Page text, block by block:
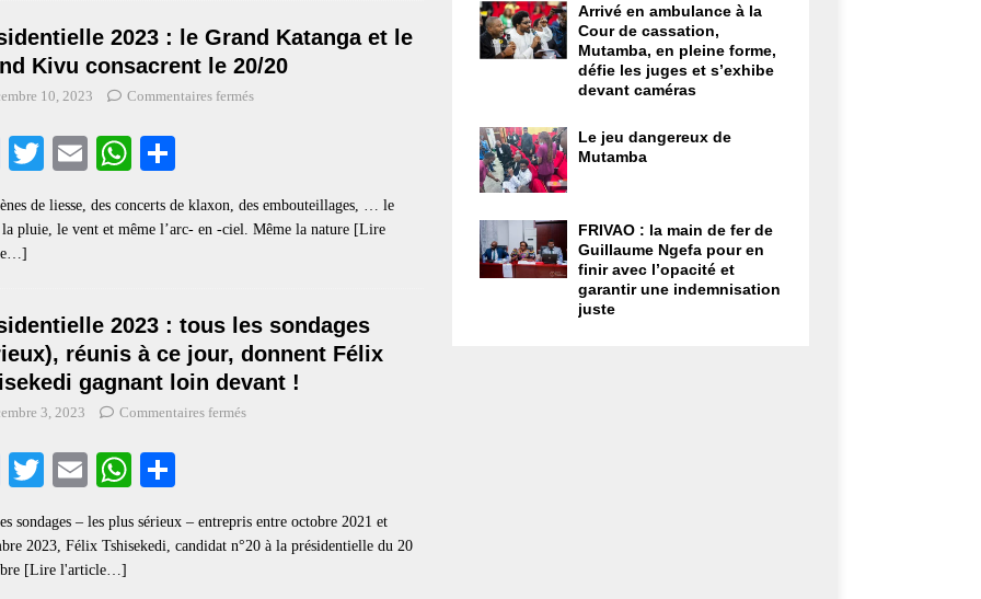
2023 : le Grand Katanga et le
Kivu consacrent le 20/20
10, 2023 Commentaires fermés
Fa
bo
ok
T
tte
E
ail
W
ts re
de liesse, des concerts de klaxon, des embouteillages, … le
pluie, le vent et même l’arc- en -ciel. Même la nature [Lire
2023 : tous les sondages
réunis à ce jour, donnent Félix
gagnant loin devant !
3, 2023 Commentaires fermés
Fa
bo
ok
T
tte
r
E
ail
W
ts re
sondages – les plus sérieux – entrepris entre octobre 2021 et
2023, Félix Tshisekedi, candidat n°20 à la présidentielle du 20
[Lire l'article…]
Arrivé en ambulance à la
Cour de cassation,
Mutamba, en pleine forme,
défie les juges et s’exhibe
devant caméras
Le jeu dangereux de
Mutamba
FRIVAO : la main de fer de
Guillaume Ngefa pour en
finir avec l’opacité et
garantir une indemnisation
juste